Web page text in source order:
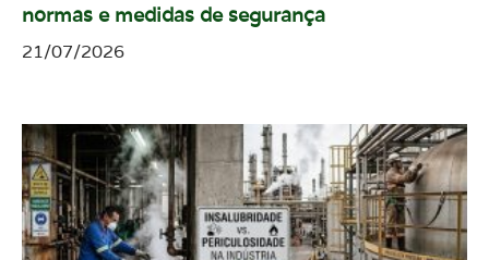
normas e medidas de segurança
21/07/2026